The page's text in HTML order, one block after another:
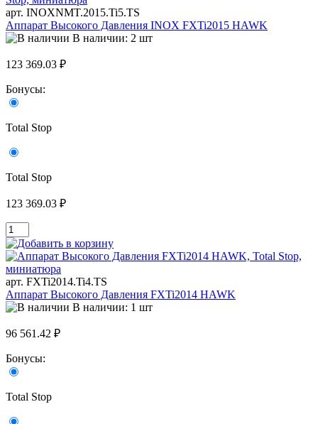
арт. INOXNMT.2015.Ti5.TS
Аппарат Высокого Давления INOX FXTi2015 HAWK
В наличии: 2 шт
123 369.03 ₽
Бонусы:
Total Stop
Total Stop
123 369.03 ₽
арт. FXTi2014.Ti4.TS
Аппарат Высокого Давления FXTi2014 HAWK
В наличии: 1 шт
96 561.42 ₽
Бонусы:
Total Stop